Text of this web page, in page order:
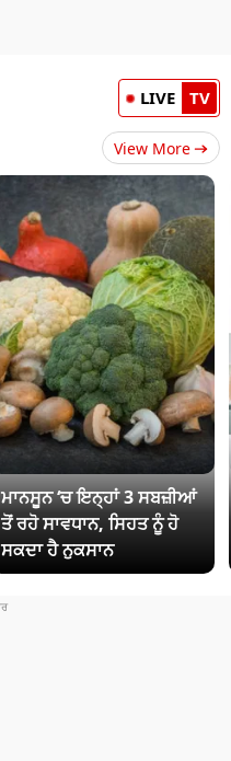
LIVE TV
View More
ਮਾਨਸੂਨ ‘ਚ ਇਨ੍ਹਾਂ 3 ਸਬਜ਼ੀਆਂ
ਤੋਂ ਰਹੋ ਸਾਵਧਾਨ, ਸਿਹਤ ਨੂੰ ਹੋ
ਸਕਦਾ ਹੈ ਨੁਕਸਾਨ